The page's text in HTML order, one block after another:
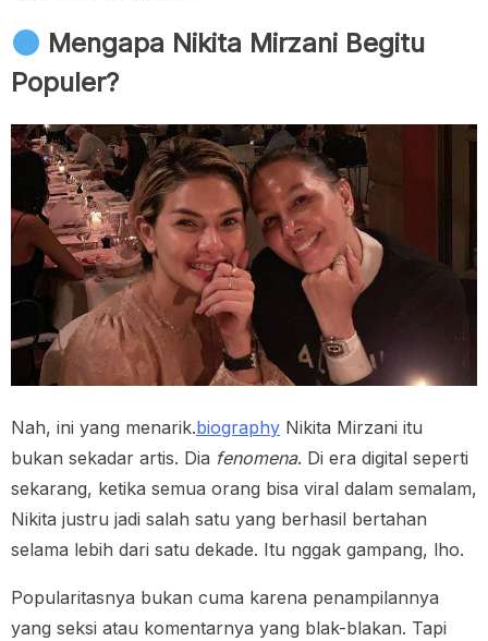
Mengapa Nikita Mirzani Begitu
Populer?
Nah, ini yang menarik.biography Nikita Mirzani itu
bukan sekadar artis. Dia fenomena. Di era digital seperti
sekarang, ketika semua orang bisa viral dalam semalam,
Nikita justru jadi salah satu yang berhasil bertahan
selama lebih dari satu dekade. Itu nggak gampang, lho.
Popularitasnya bukan cuma karena penampilannya
yang seksi atau komentarnya yang blak-blakan. Tapi